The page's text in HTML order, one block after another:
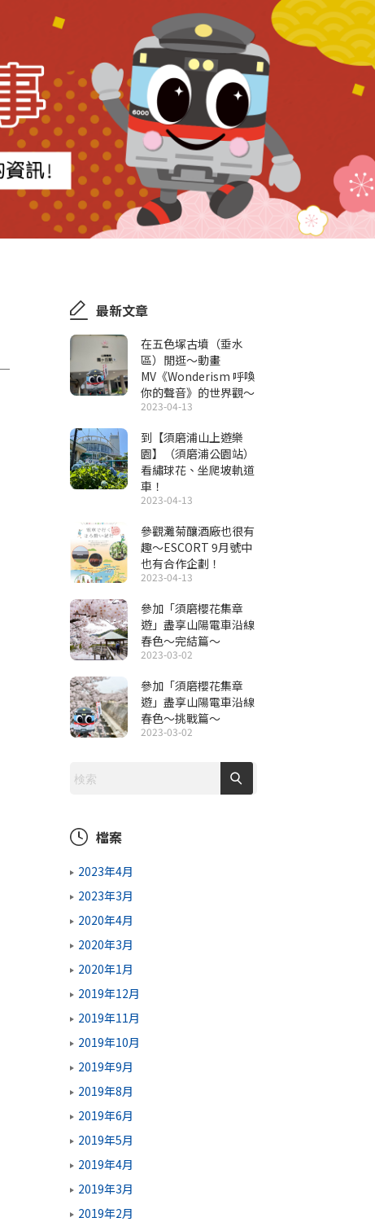
最新文章
在五色塚古墳（垂水
區）閒逛～動畫
MV《Wonderism 呼喚
你的聲音》的世界觀～
2023-04-13
到【須磨浦山上遊樂
園】（須磨浦公園站）
看繡球花、坐爬坡軌道
車！
2023-04-13
參觀灘菊釀酒廠也很有
趣～ESCORT 9月號中
也有合作企劃！
2023-04-13
參加「須磨櫻花集章
遊」盡享山陽電車沿線
春色～完結篇～
2023-03-02
參加「須磨櫻花集章
遊」盡享山陽電車沿線
春色～挑戰篇～
2023-03-02
檔案
2023年4月
2023年3月
2020年4月
2020年3月
2020年1月
2019年12月
2019年11月
2019年10月
2019年9月
2019年8月
2019年6月
2019年5月
2019年4月
2019年3月
2019年2月